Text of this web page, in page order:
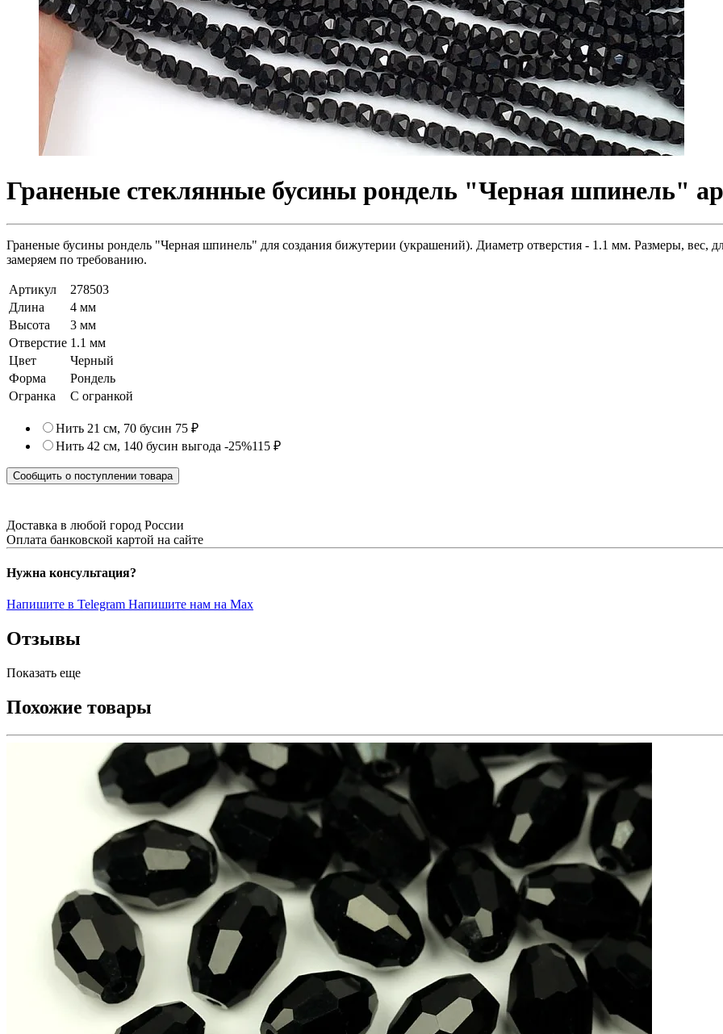
Граненые стеклянные бусины рондель "Черная шпинель"
Граненые бусины рондель "Черная шпинель" для создания бижутерии (украшений). Диаметр отверстия - 1.1 мм. Размеры, вес,
замеряем по требованию.
Артикул
278503
Длина
4 мм
Высота
3 мм
Отверстие 1.1 мм
Цвет
Черный
Форма
Рондель
Огранка
С огранкой
Нить 21 см, 70 бусин 75 ₽
Нить 42 см, 140 бусин выгода -25%115 ₽
Сообщить о поступлении товара
Доставка в любой город России
Оплата банковской картой на сайте
Нужна консультация?
Напишите в Telegram Напишите нам на Max
Отзывы
Показать еще
Похожие товары